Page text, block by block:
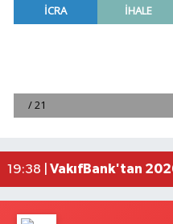
20:05 |
Antalya'da
22:01 | 'Kutuplarda Sıfır